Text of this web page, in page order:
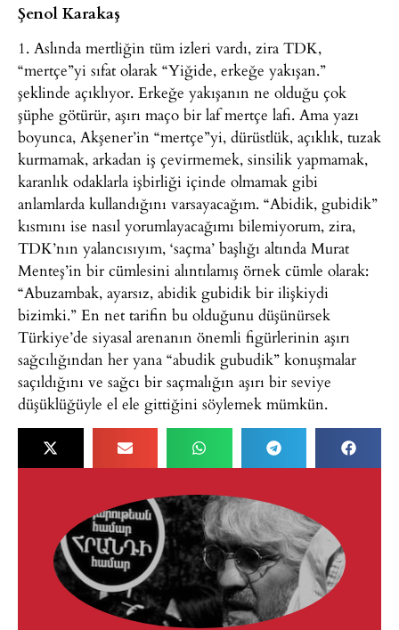
Şenol Karakaş
1. Aslında mertliğin tüm izleri vardı, zira TDK,
“mertçe”yi sıfat olarak “Yiğide, erkeğe yakışan.”
şeklinde açıklıyor. Erkeğe yakışanın ne olduğu çok
şüphe götürür, aşırı maço bir laf mertçe lafı. Ama yazı
boyunca, Akşener’in “mertçe”yi, dürüstlük, açıklık, tuzak
kurmamak, arkadan iş çevirmemek, sinsilik yapmamak,
karanlık odaklarla işbirliği içinde olmamak gibi
anlamlarda kullandığını varsayacağım. “Abidik, gubidik”
kısmını ise nasıl yorumlayacağımı bilemiyorum, zira,
TDK’nın yalancısıyım, ‘saçma’ başlığı altında Murat
Menteş’in bir cümlesini alıntılamış örnek cümle olarak:
“Abuzambak, ayarsız, abidik gubidik bir ilişkiydi
bizimki.” En net tarifin bu olduğunu düşünürsek
Türkiye’de siyasal arenanın önemli figürlerinin aşırı
sağcılığından her yana “abudik gubudik” konuşmalar
saçıldığını ve sağcı bir saçmalığın aşırı bir seviye
düşüklüğüyle el ele gittiğini söylemek mümkün.